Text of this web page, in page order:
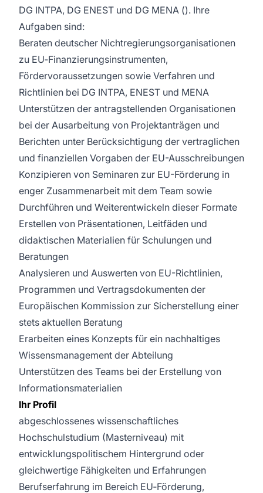
DG INTPA, DG ENEST und DG MENA (). Ihre
Aufgaben sind:
Beraten deutscher Nichtregierungsorganisationen
zu EU‑Finanzierungsinstrumenten,
Fördervoraussetzungen sowie Verfahren und
Richtlinien bei DG INTPA, ENEST und MENA
Unterstützen der antragstellenden Organisationen
bei der Ausarbeitung von Projektanträgen und
Berichten unter Berücksichtigung der vertraglichen
und finanziellen Vorgaben der EU-Ausschreibungen
Konzipieren von Seminaren zur EU-Förderung in
enger Zusammenarbeit mit dem Team sowie
Durchführen und Weiterentwickeln dieser Formate
Erstellen von Präsentationen, Leitfäden und
didaktischen Materialien für Schulungen und
Beratungen
Analysieren und Auswerten von EU-Richtlinien,
Programmen und Vertragsdokumenten der
Europäischen Kommission zur Sicherstellung einer
stets aktuellen Beratung
Erarbeiten eines Konzepts für ein nachhaltiges
Wissensmanagement der Abteilung
Unterstützen des Teams bei der Erstellung von
Informationsmaterialien
Ihr Profil
abgeschlossenes wissenschaftliches
Hochschulstudium (Masterniveau) mit
entwicklungspolitischem Hintergrund oder
gleichwertige Fähigkeiten und Erfahrungen
Berufserfahrung im Bereich EU‑Förderung,